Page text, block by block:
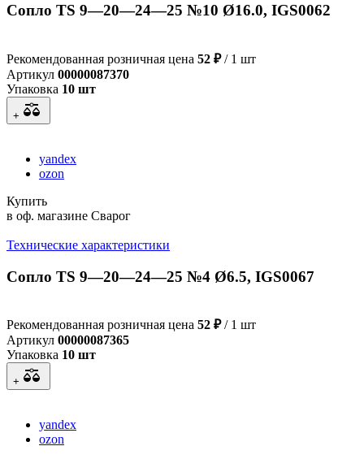
Сопло TS 9—20—24—25 №10 Ø16.0, IGS0062
Рекомендованная розничная цена 52 ₽/ 1 шт
Артикул 00000087370
Упаковка 10 шт
+
yandex
ozon
Купить
в оф. магазине Сварог
Технические характеристики
Сопло TS 9—20—24—25 №4 Ø6.5, IGS0067
Рекомендованная розничная цена 52 ₽/ 1 шт
Артикул 00000087365
Упаковка 10 шт
+
yandex
ozon